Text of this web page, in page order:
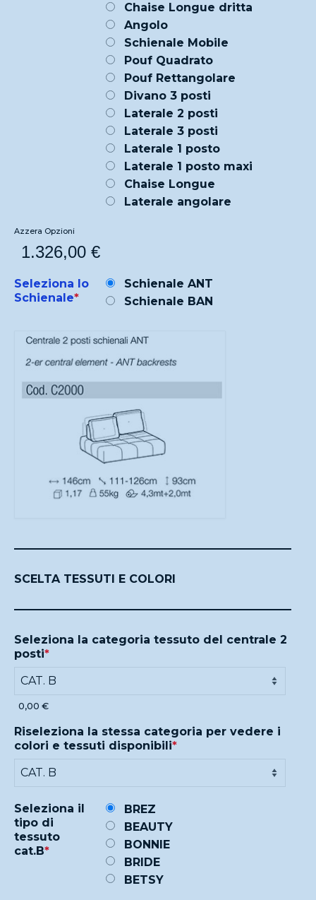
Chaise Longue dritta
Angolo
Schienale Mobile
Pouf Quadrato
Pouf Rettangolare
Divano 3 posti
Laterale 2 posti
Laterale 3 posti
Laterale 1 posto
Laterale 1 posto maxi
Chaise Longue
Laterale angolare
Azzera Opzioni
1.326,00 €
Seleziona lo
Schienale*
Schienale ANT
Schienale BAN
SCELTA TESSUTI E COLORI
Seleziona la categoria tessuto del centrale 2
posti*
0,00 €
Riseleziona la stessa categoria per vedere i
colori e tessuti disponibili*
Seleziona il
tipo di
tessuto
cat.B*
BREZ
BEAUTY
BONNIE
BRIDE
BETSY